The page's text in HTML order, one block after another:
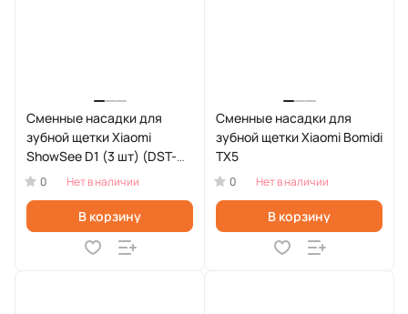
Сменные насадки для
зубной щетки Xiaomi
ShowSee D1 (3 шт) (DST-
S3W)
0 Нет в наличии
В корзину
Сменные насадки для
зубной щетки Xiaomi Bomidi
TX5
0 Нет в наличии
В корзину